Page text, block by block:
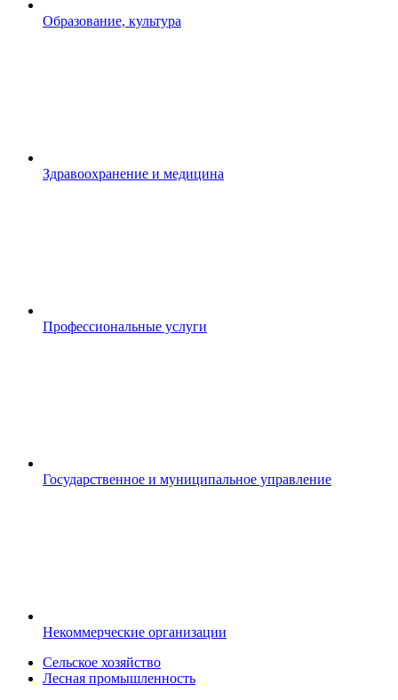
Образование, культура
Здравоохранение и медицина
Профессиональные услуги
Государственное и муниципальное управление
Некоммерческие организации
Сельское хозяйство
Лесная промышленность